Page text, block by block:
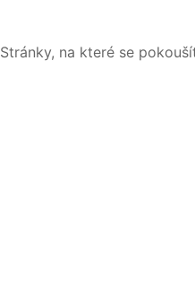
Stránky, na které se